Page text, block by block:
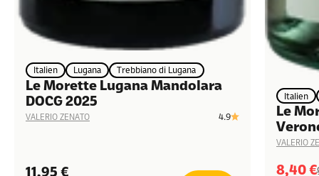
Italien Lugana Trebbiano di Lugana
Le Morette Lugana Mandolara
DOCG 2025
VALERIO ZENATO 4.9
Angebot
11,95 €
Italien
Le
VALERIO
8,40 €